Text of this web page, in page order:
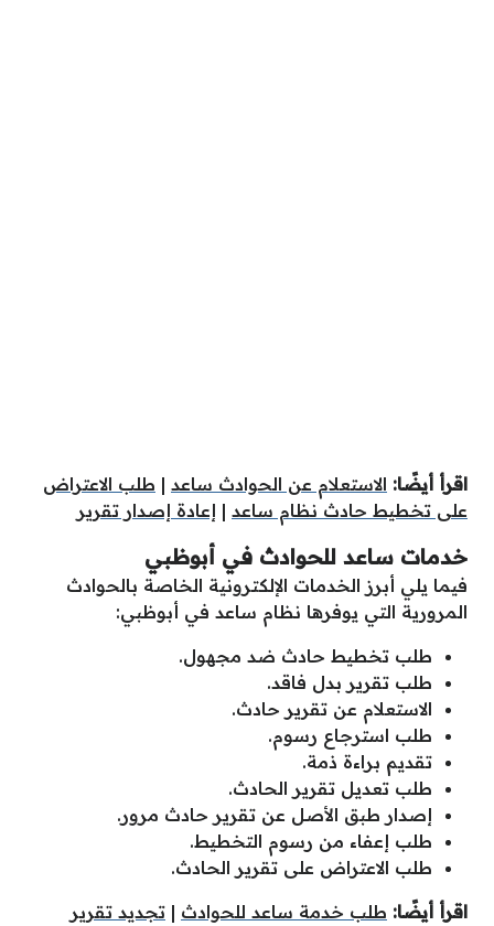
اقرأ أيضًا: الاستعلام عن الحوادث ساعد | طلب الاعتراض
على تخطيط حادث نظام ساعد | إعادة إصدار تقرير
خدمات ساعد للحوادث في أبوظبي
فيما يلي أبرز الخدمات الإلكترونية الخاصة بالحوادث
المرورية التي يوفرها نظام ساعد في أبوظبي:
طلب تخطيط حادث ضد مجهول.
طلب تقرير بدل فاقد.
الاستعلام عن تقرير حادث.
طلب استرجاع رسوم.
تقديم براءة ذمة.
طلب تعديل تقرير الحادث.
إصدار طبق الأصل عن تقرير حادث مرور.
طلب إعفاء من رسوم التخطيط.
طلب الاعتراض على تقرير الحادث.
اقرأ أيضًا: طلب خدمة ساعد للحوادث | تجديد تقرير